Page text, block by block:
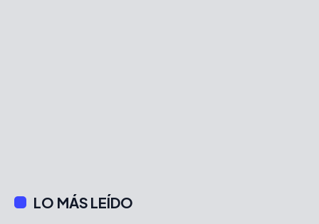
LO MÁS LEÍDO